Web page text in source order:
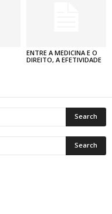
ENTRE A MEDICINA E O
DIREITO, A EFETIVIDADE